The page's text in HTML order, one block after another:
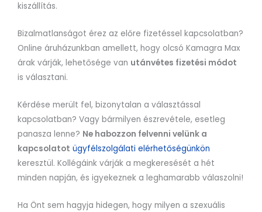
kiszállítás.
Bizalmatlanságot érez az előre fizetéssel kapcsolatban?
Online áruházunkban amellett, hogy olcsó Kamagra Max
árak várják, lehetősége van utánvétes fizetési módot
is választani.
Kérdése merült fel, bizonytalan a választással
kapcsolatban? Vagy bármilyen észrevétele, esetleg
panasza lenne? Ne habozzon felvenni velünk a
kapcsolatot ügyfélszolgálati elérhetőségünkön
keresztül. Kollégáink várják a megkeresését a hét
minden napján, és igyekeznek a leghamarabb válaszolni!
Ha Önt sem hagyja hidegen, hogy milyen a szexuális